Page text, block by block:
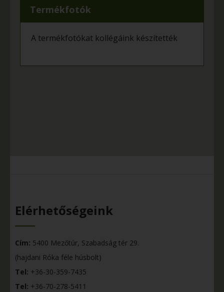
Termékfotók
A termékfotókat kollégáink készítették
Elérhetőségeink
Cím: 5400 Mezőtúr, Szabadság tér 29.
(hajdani Róka féle húsbolt)
Tel: +36-30-359-7435
Tel: +36-70-278-5411